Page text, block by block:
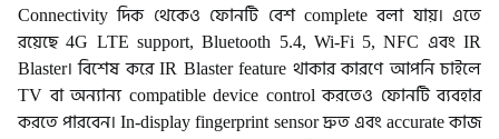
Connectivity দিক থেকেও ফোনটি বেশ complete বলা যায়। এতে
রয়েছে 4G LTE support, Bluetooth 5.4, Wi-Fi 5, NFC এবং IR
Blaster। বিশেষ করে IR Blaster feature থাকার কারণে আপনি চাইলে
TV বা অন্যান্য compatible device control করতেও ফোনটি ব্যবহার
করতে পারবেন। In-display fingerprint sensor দ্রুত এবং accurate কাজ